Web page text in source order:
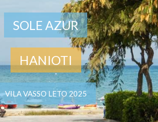
SOLE AZUR
HANIOTI
VILA VASSO LETO 2025